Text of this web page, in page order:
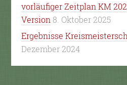
vorläufiger Zeitplan KM
Version 8. Oktober 2025
Ergebnisse
Dezember 2024